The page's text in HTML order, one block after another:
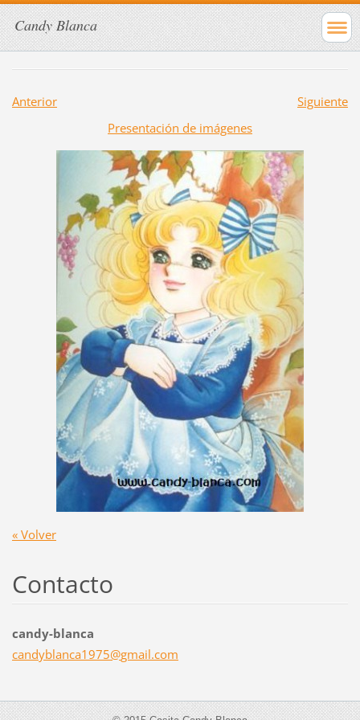
Candy Blanca
Anterior
Siguiente
Presentación de imágenes
« Volver
Contacto
candy-blanca
candyblanca1975@gmail.com